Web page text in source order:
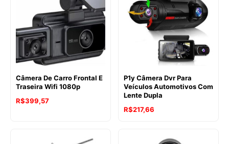
Câmera De Carro Frontal E
Traseira Wifi 1080p
R$399,57
P1y Câmera Dvr Para
Veículos Automotivos Com
Lente Dupla
R$217,66